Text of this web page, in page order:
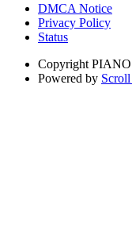
DMCA Notice
Privacy Policy
Status
Copyright
Powered by